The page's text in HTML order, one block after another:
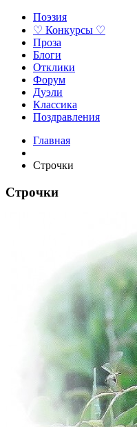
Поэзия
♡ Конкурсы ♡
Проза
Блоги
Отклики
Форум
Дуэли
Классика
Поздравления
Главная
Строчки
Строчки